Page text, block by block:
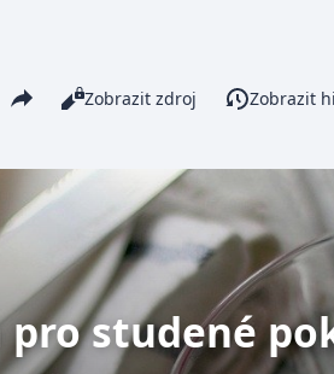
Share this pageZobrazení
Číst
Zobrazit zdroj Zobrazit
pro studené